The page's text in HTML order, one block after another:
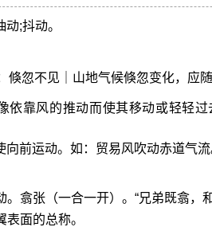
;抖动。
倏忽不见｜山地气候倏忽变化，应
依靠风的推动而使其移动或轻轻
向前运动。如：贸易风吹动赤道气
翕张（一合一开）。“兄弟既翕，
面的总称。